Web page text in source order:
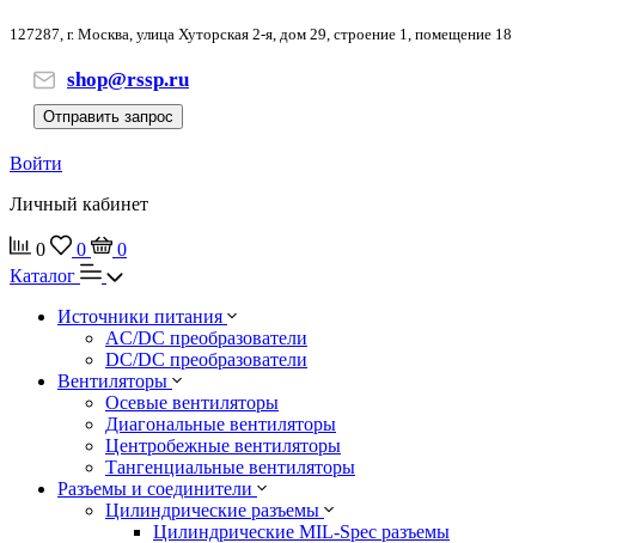
127287, г. Москва, улица Хуторская 2-я, дом 29, строение 1, помещение 18
shop@rssp.ru
Отправить запрос
Войти
Личный кабинет
0 0
0
Каталог
Источники питания
AC/DC преобразователи
DC/DC преобразователи
Вентиляторы
Осевые вентиляторы
Диагональные вентиляторы
Центробежные вентиляторы
Тангенциальные вентиляторы
Разъемы и соединители
Цилиндрические разъемы
Цилиндрические MIL-Spec разъемы